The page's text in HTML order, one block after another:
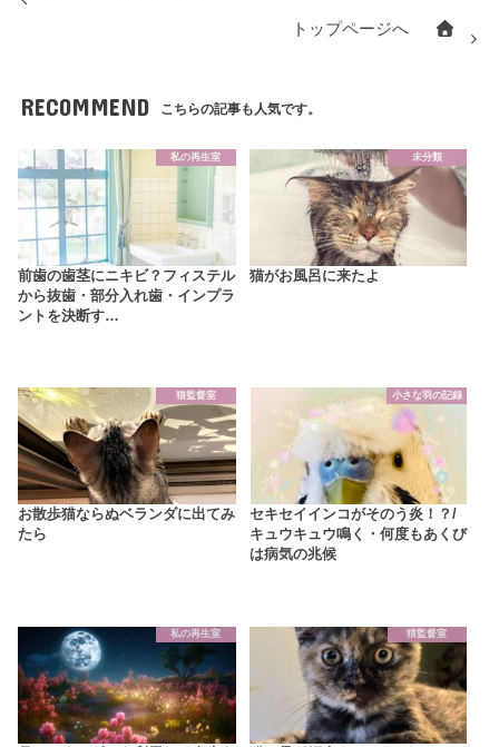
トップページへ
RECOMMEND こちらの記事も人気です。
私の再生室
前歯の歯茎にニキビ？フィステル
から抜歯・部分入れ歯・インプラ
ントを決断す…
未分類
猫がお風呂に来たよ
猫監督室
お散歩猫ならぬベランダに出てみ
たら
小さな羽の記録
セキセイインコがそのう炎！？/
キュウキュウ鳴く・何度もあくび
は病気の兆候
私の再生室 猫監督室